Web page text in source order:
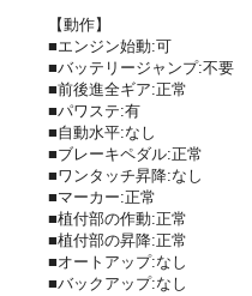
【動作】
■エンジン始動:可
■バッテリージャンプ:不要
■前後進全ギア:正常
■パワステ:有
■自動水平:なし
■ブレーキペダル:正常
■ワンタッチ昇降:なし
■マーカー:正常
■植付部の作動:正常
■植付部の昇降:正常
■オートアップ:なし
■バックアップ:なし